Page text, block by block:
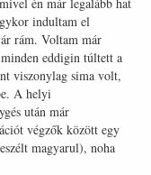
indultam el
rám. Voltam már
eddigin túltett a
viszonylag sima volt,
A helyi
után már
végzők között egy
magyarul), noha